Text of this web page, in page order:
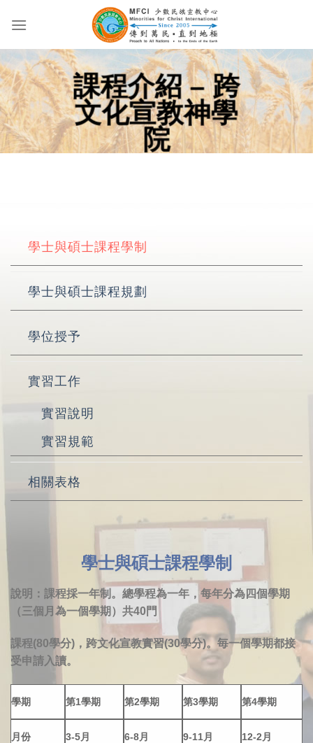
課程介紹 – 跨
文化宣教神學
院
學士與碩士課程學制
學士與碩士課程規劃
學位授予
實習工作
實習說明
實習規範
相關表格
學士與碩士課程學制
說明：課程採一年制。總學程為一年，每年分為四個學期
（三個月為一個學期）共40門
課程(80學分)，跨文化宣教實習(30學分)。毎一個學期都接
受申請入讀。
學期 第1學期 第2學期 第3學期 第4學期
月份 3-5月 6-8月 9-11月 12-2月